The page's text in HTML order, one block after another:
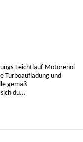
Leichtlauf-Motorenöl
Turboaufladung und
gemäß
du...